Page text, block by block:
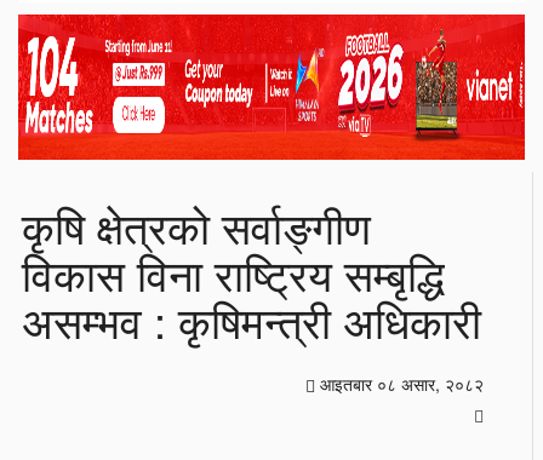
कृषि क्षेत्रको सर्वाङ्गीण
विकास विना राष्ट्रिय सम्बृद्धि
असम्भव : कृषिमन्त्री अधिकारी
आइतबार ०८ असार, २०८२